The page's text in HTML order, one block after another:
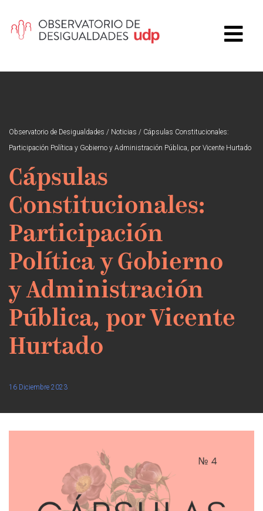
Observatorio de Desigualdades / Noticias / Cápsulas Constitucionales:
Participación Política y Gobierno y Administración Pública, por Vicente Hurtado
Cápsulas
Constitucionales:
Participación
Política y Gobierno
y Administración
Pública, por Vicente
Hurtado
16 Diciembre 2023